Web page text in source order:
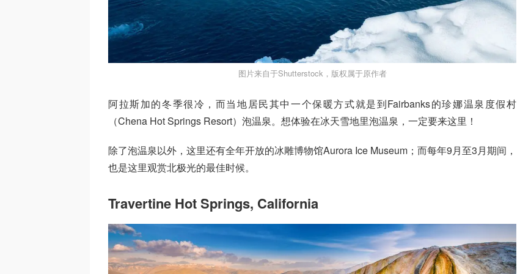
图片来自于Shutterstock，版权属于原作者
阿拉斯加的冬季很冷，而当地居民其中一个保暖方式就是到Fairbanks的珍娜温泉度假村
（Chena Hot Springs Resort）泡温泉。想体验在冰天雪地里泡温泉，一定要来这里！
除了泡温泉以外，这里还有全年开放的冰雕博物馆Aurora Ice Museum；而每年9月至3月期间，
也是这里观赏北极光的最佳时候。
Travertine Hot Springs, California